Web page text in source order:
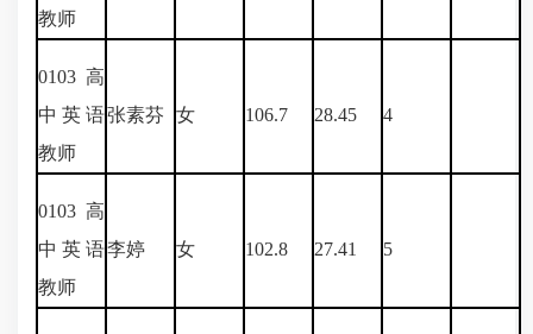
教师
0103 高
中英语
教师
张素芬 女 106.7 28.45 4
0103 高
中英语
教师
李婷 女 102.8 27.41 5